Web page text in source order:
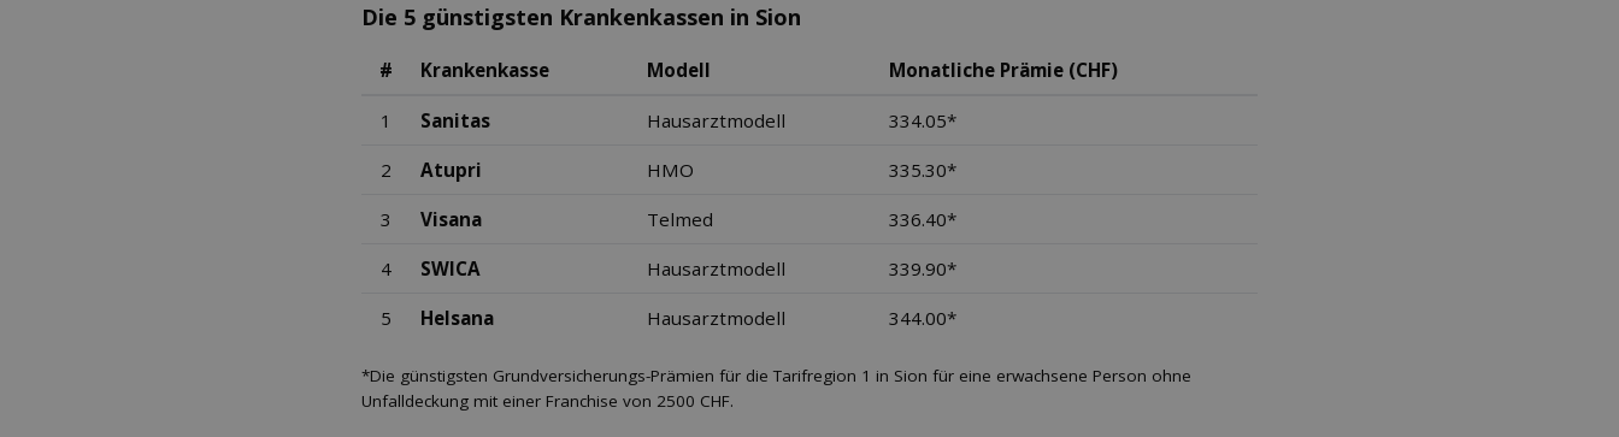
Die 5 günstigsten Krankenkassen in Sion
# Krankenkasse Modell Monatliche Prämie (CHF)
1 Sanitas Hausarztmodell 334.05*
2 Atupri HMO 335.30*
3 Visana Telmed 336.40*
4 SWICA Hausarztmodell 339.90*
5 Helsana Hausarztmodell 344.00*
*Die günstigsten Grundversicherungs-Prämien für die Tarifregion 1 in Sion für eine erwachsene Person ohne
Unfalldeckung mit einer Franchise von 2500 CHF.